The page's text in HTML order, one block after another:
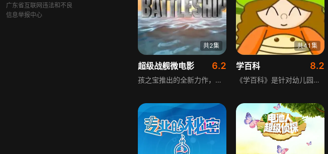
广东省互联网违法和不良
信息举报中心
共2集
超级战舰微电影 6.2
孩之宝推出的全新力作，《超级战舰》KRE-O酷垒积木版微电影以外星人突袭地球为核心剧情，震撼开启冒险篇章。影片以积木特有的创意形式，展现紧张刺激的星际冲突，为观众带来充满趣味与冲击力的视觉体验。
共41集
学百科 8.2
《学百科》是针对幼儿园适龄儿童开发的内容产品，涵盖认知教学、艺术培养、思维训练、知识百科、社会常识等多个方面。其中认知包含科学认知与生活认知，艺术涵盖音乐舞蹈、美术，内容全面，知识结构科学严谨，形式多样，能满足幼儿启蒙阶段的多种学习需求。